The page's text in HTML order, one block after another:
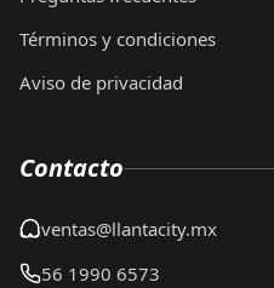
Términos y condiciones
Aviso de privacidad
Contacto
ventas@llantacity.mx
56 1990 6573